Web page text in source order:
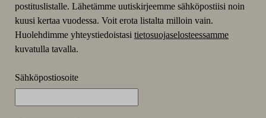
postituslistalle. Lähetämme uutiskirjeemme sähköpostiisi noin
kuusi kertaa vuodessa. Voit erota listalta milloin vain.
Huolehdimme yhteystiedoistasi tietosuojaselosteessamme
kuvatulla tavalla.
Sähköpostiosoite